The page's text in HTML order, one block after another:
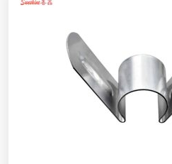
de alumínio comprimidas ao
material é aço inoxidável de
instalação dos grampos de
alumínio e o grampo de aço
instalados no